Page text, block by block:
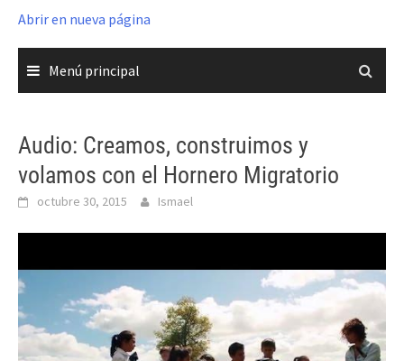
Abrir en nueva página
Menú principal
Audio: Creamos, construimos y
volamos con el Hornero Migratorio
octubre 30, 2015 Ismael